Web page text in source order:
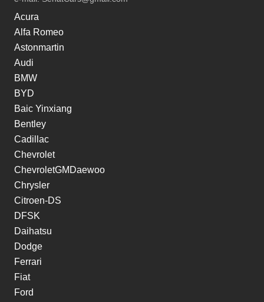
Acura
Alfa Romeo
Astonmartin
Audi
BMW
BYD
Baic Yinxiang
Bentley
Cadillac
Chevrolet
ChevroletGMDaewoo
Chrysler
Citroen-DS
DFSK
Daihatsu
Dodge
Ferrari
Fiat
Ford